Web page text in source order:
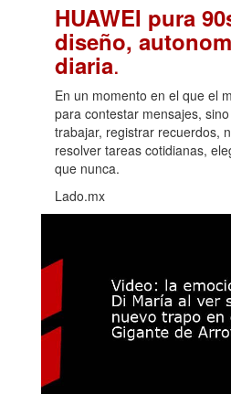
HUAWEI pura
diseño,
diaria.
En un momento en el que el
para contestar mensajes,
trabajar, registrar recuerdos,
resolver tareas cotidianas,
que nunca.
Lado.mx